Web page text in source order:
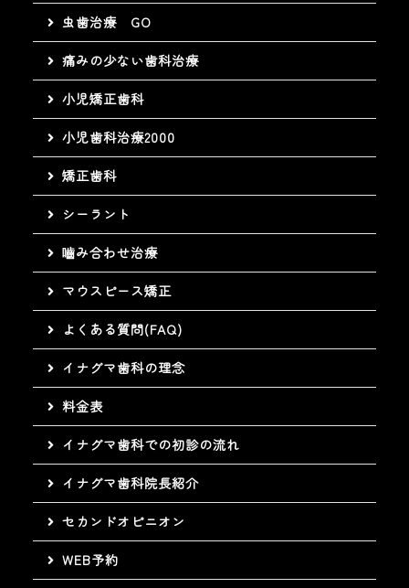
虫歯治療 GO
痛みの少ない歯科治療
小児矯正歯科
小児歯科治療2000
矯正歯科
シーラント
嚙み合わせ治療
マウスピース矯正
よくある質問(FAQ)
イナグマ歯科の理念
料金表
イナグマ歯科での初診の流れ
イナグマ歯科院長紹介
セカンドオピニオン
WEB予約